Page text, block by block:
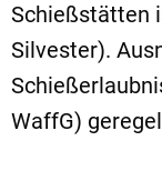
Schießstätten
Silvester).
WaffG)